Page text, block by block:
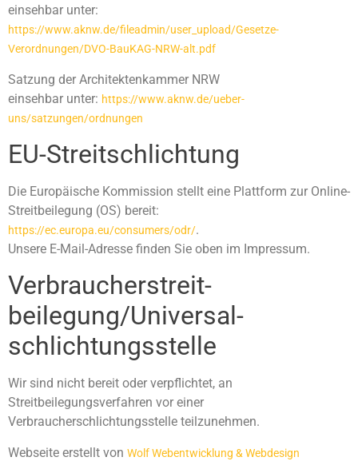
einsehbar unter:
https://www.aknw.de/fileadmin/user_upload/Gesetze-
Verordnungen/DVO-BauKAG-NRW-alt.pdf
Satzung der Architektenkammer NRW
einsehbar unter: https://www.aknw.de/ueber-
uns/satzungen/ordnungen
EU-Streitschlichtung
Die Europäische Kommission stellt eine Plattform zur Online-
Streitbeilegung (OS) bereit:
https://ec.europa.eu/consumers/odr/.
Unsere E-Mail-Adresse finden Sie oben im Impressum.
Verbraucher­streit­
beilegung/Universal­
schlichtungs­stelle
Wir sind nicht bereit oder verpflichtet, an
Streitbeilegungsverfahren vor einer
Verbraucherschlichtungsstelle teilzunehmen.
Webseite erstellt von Wolf Webentwicklung & Webdesign